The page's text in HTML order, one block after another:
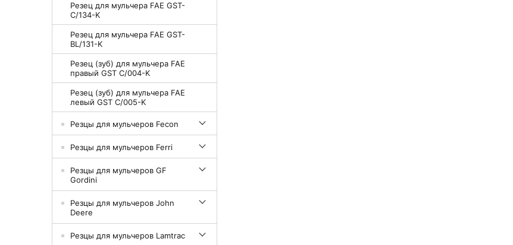
Резец для мульчера FAE GST-
C/134-K
Резец для мульчера FAE GST-
BL/131-K
Резец (зуб) для мульчера FAE
правый GST C/004-K
Резец (зуб) для мульчера FAE
левый GST C/005-K
Резцы для мульчеров Fecon
Резцы для мульчеров Ferri
Резцы для мульчеров GF
Gordini
Резцы для мульчеров John
Deere
Резцы для мульчеров Lamtrac